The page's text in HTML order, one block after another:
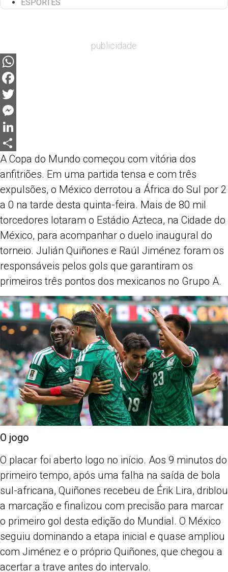
ESPORTES
publicidade
WhatsApp
Facebook
Twitter
Messenger
LinkedIn
Share
A Copa do Mundo começou com vitória dos
anfitriões. Em uma partida tensa e com três
expulsões, o México derrotou a África do Sul por 2
a 0 na tarde desta quinta-feira. Mais de 80 mil
torcedores lotaram o Estádio Azteca, na Cidade do
México, para acompanhar o duelo inaugural do
torneio. Julián Quiñones e Raúl Jiménez foram os
responsáveis pelos gols que garantiram os
primeiros três pontos dos mexicanos no Grupo A.
O jogo
O placar foi aberto logo no início. Aos 9 minutos do
primeiro tempo, após uma falha na saída de bola
sul-africana, Quiñones recebeu de Érik Lira, driblou
a marcação e finalizou com precisão para marcar
o primeiro gol desta edição do Mundial. O México
seguiu dominando a etapa inicial e quase ampliou
com Jiménez e o próprio Quiñones, que chegou a
acertar a trave antes do intervalo.